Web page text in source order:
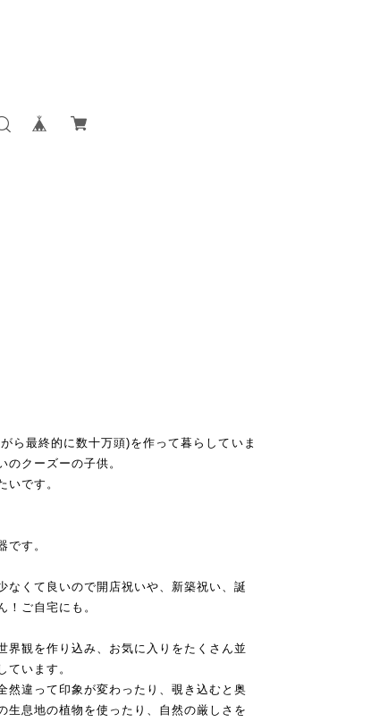
ら最終的に数十万頭)を作って暮らしていま
クーズーの子供。
いです。
です。
くて良いので開店祝いや、新築祝い、誕
ご自宅にも。
界観を作り込み、お気に入りをたくさん並
ています。
然違って印象が変わったり、覗き込むと奥
生息地の植物を使ったり、自然の厳しさを